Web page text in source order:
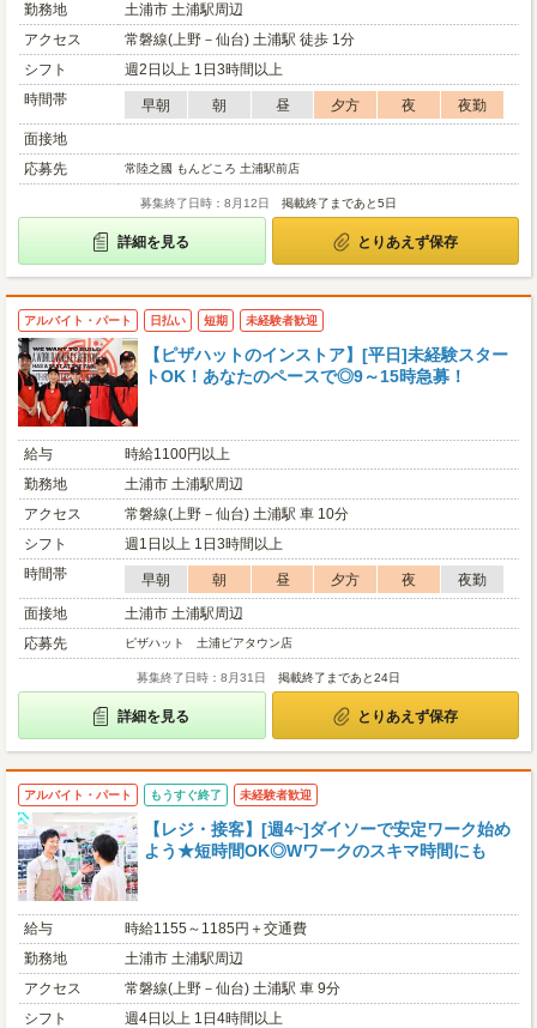
勤務地
土浦市 土浦駅周辺
アクセス
常磐線(上野－仙台) 土浦駅 徒歩 1分
シフト
週2日以上 1日3時間以上
時間帯
早朝 朝 昼 夕方 夜
夜勤
面接地
応募先
常陸之國 もんどころ 土浦駅前店
募集終了日時：8月12日 掲載終了まであと5日
詳細を見る とりあえず保存
アルバイト・パート 日払い 短期 未経験者歓迎
【ピザハットのインストア】[平日]未経験スター
トOK！あなたのペースで◎9～15時急募！
給与
時給1100円以上
勤務地
土浦市 土浦駅周辺
アクセス
常磐線(上野－仙台) 土浦駅 車 10分
シフト
週1日以上 1日3時間以上
時間帯
早朝 朝 昼 夕方 夜
夜勤
面接地
土浦市 土浦駅周辺
応募先
ピザハット 土浦ピアタウン店
募集終了日時：8月31日 掲載終了まであと24日
詳細を見る とりあえず保存
アルバイト・パート もうすぐ終了 未経験者歓迎
【レジ・接客】[週4~]ダイソーで安定ワーク始め
よう★短時間OK◎Wワークのスキマ時間にも
給与
時給1155～1185円＋交通費
勤務地
土浦市 土浦駅周辺
アクセス
常磐線(上野－仙台) 土浦駅 車 9分
シフト
週4日以上 1日4時間以上